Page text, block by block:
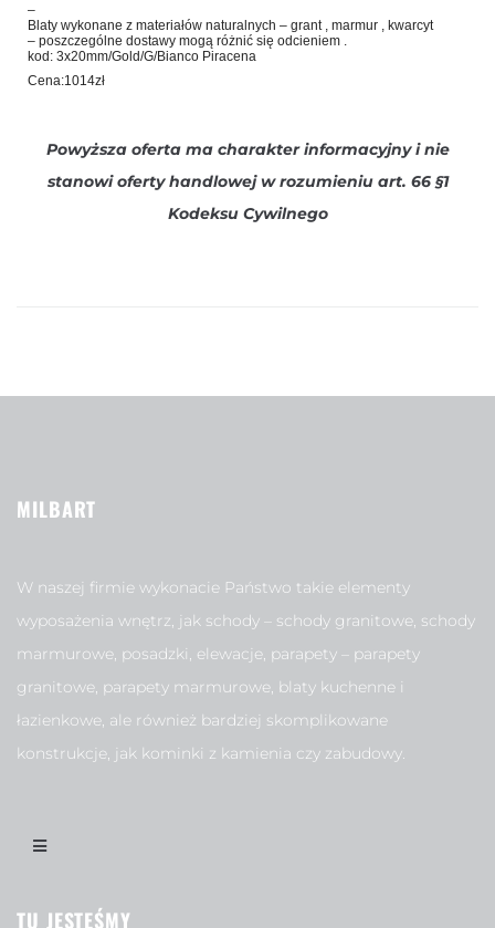
–
Blaty wykonane z materiałów naturalnych – grant , marmur , kwarcyt
– poszczególne dostawy mogą różnić się odcieniem .
kod: 3x20mm/Gold/G/Bianco Piracena
Cena:1014zł
Powyższa oferta ma charakter informacyjny i nie
stanowi oferty handlowej w rozumieniu art. 66 §1
Kodeksu Cywilnego
MILBART
W naszej firmie wykonacie Państwo takie elementy
wyposażenia wnętrz, jak schody – schody granitowe, schody
marmurowe, posadzki, elewacje, parapety – parapety
granitowe, parapety marmurowe, blaty kuchenne i
łazienkowe, ale również bardziej skomplikowane
konstrukcje, jak kominki z kamienia czy zabudowy.
TU JESTEŚMY